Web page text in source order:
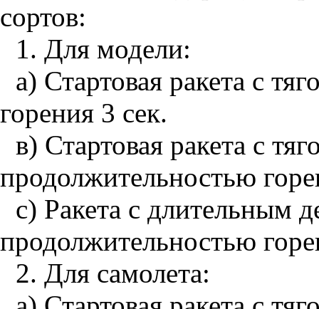
сортов:
1. Для модели:
а) Стартовая ракета с
горения 3 сек.
в) Стартовая ракета с
продолжительностью
с) Ракета с длительным
продолжительностью
2. Для самолета: